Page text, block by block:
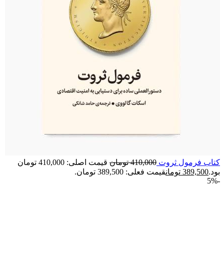
کتاب فرمول ثروت 410,000 تومان
قیمت اصلی: 410,000 تومان
بود.389,500 تومانقیمت فعلی: 389,500 تومان.
-5%